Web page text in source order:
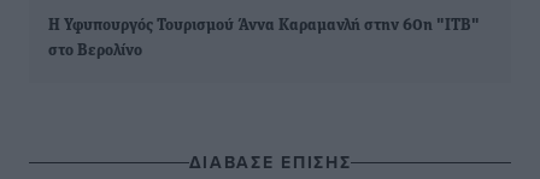
Η Υφυπουργός Τουρισμού Άννα Καραμανλή στην 60η "ITB"
στο Βερολίνο
ΔΙΑΒΑΣΕ ΕΠΙΣΗΣ